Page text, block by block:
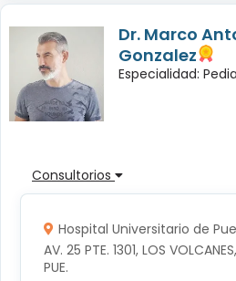
Dr. Marco
Gonzalez
Especialidad:
Consultorios
Hospital Universitario de
AV. 25 PTE. 1301, LOS
PUE.